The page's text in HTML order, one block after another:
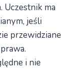
Uczestnik ma
jeśli
przewidziane
i nie